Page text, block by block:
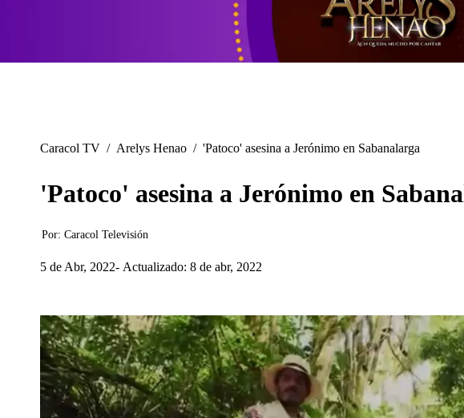
Caracol TV / Arelys Henao / 'Patoco' asesina a Jerónimo en Sabanalarga
'Patoco' asesina a Jerónimo en
Por: Caracol Televisión
5 de Abr, 2022 Actualizado: 8 de abr, 2022